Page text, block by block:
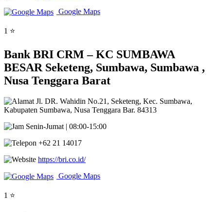
Google Maps
1 ⭐
Bank BRI CRM – KC SUMBAWA
BESAR Seketeng, Sumbawa, Sumbawa ,
Nusa Tenggara Barat
Jl. DR. Wahidin No.21, Seketeng, Kec. Sumbawa,
Kabupaten Sumbawa, Nusa Tenggara Bar. 84313
Senin-Jumat | 08:00-15:00
+62 21 14017
https://bri.co.id/
Google Maps
1 ⭐